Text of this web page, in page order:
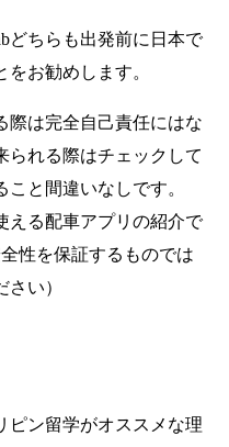
どちらも出発前に日本で
お勧めします。
際は完全自己責任にはな
られる際はチェックして
と間違いなしです。
える配車アプリの紹介で
性を保証するものでは
い）
ピン留学がオススメな理